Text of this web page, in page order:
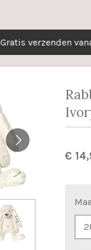
Gratis verzenden
€